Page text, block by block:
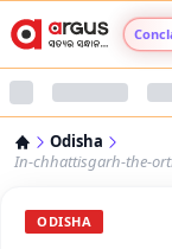
Odisha
In-chhattisgarh-the-
ODISHA